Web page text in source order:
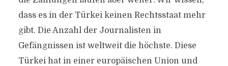
dass es in der Türkei keinen Rechtsstaat mehr
gibt. Die Anzahl der Journalisten in
Gefängnissen ist weltweit die höchste. Diese
Türkei hat in einer europäischen Union und